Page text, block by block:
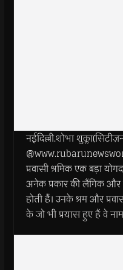
नईदिल्ली.शोभा
प्रवासी श्रमिक एक बड़ा
अनेक प्रकार की लैंगिक और
होती हैं। उनके श्रम और
के जो भी प्रयास हुए हैं वे